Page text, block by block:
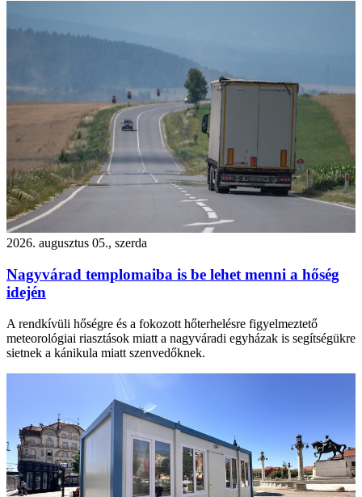
2026. augusztus 05., szerda
Nagyvárad templomaiba is be lehet menni a hőség
idején
A rendkívüli hőségre és a fokozott hőterhelésre figyelmeztető
meteorológiai riasztások miatt a nagyváradi egyházak is segítségükre
sietnek a kánikula miatt szenvedőknek.